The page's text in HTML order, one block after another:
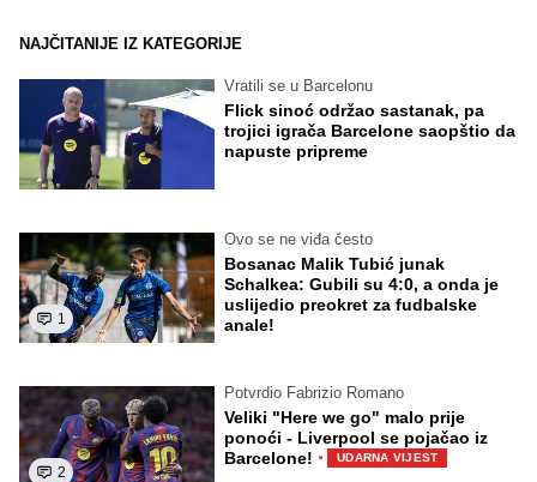
NAJČITANIJE IZ KATEGORIJE
Vratili se u Barcelonu
Flick sinoć održao sastanak, pa
trojici igrača Barcelone saopštio da
napuste pripreme
1
Ovo se ne viđa često
Bosanac Malik Tubić junak
Schalkea: Gubili su 4:0, a onda je
uslijedio preokret za fudbalske
anale!
2
Potvrdio Fabrizio Romano
Veliki "Here we go" malo prije
ponoći - Liverpool se pojačao iz
Barcelone! · UDARNA VIJEST